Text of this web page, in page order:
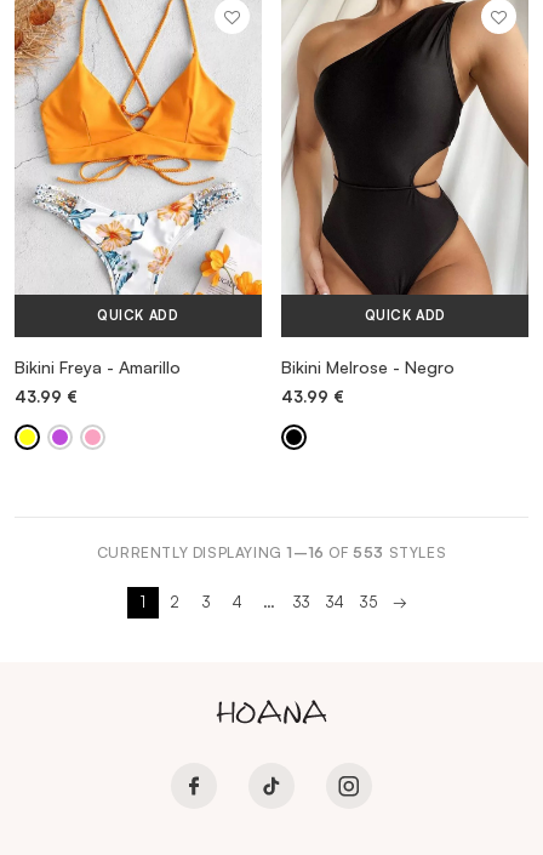
QUICK ADD
Bikini Freya - Amarillo
43.99 €
QUICK ADD
Bikini Melrose - Negro
43.99 €
CURRENTLY DISPLAYING1–16 OF553 STYLES
1 2 3 4 … 33 34 35 →